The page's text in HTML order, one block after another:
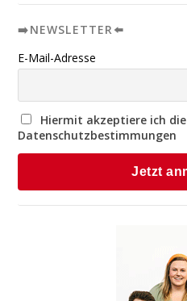
➡️NEWSLETTER⬅️
E-Mail-Adresse
Hiermit akzeptiere ich die
Datenschutzbestimmungen